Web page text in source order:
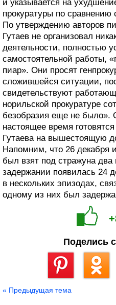
и указывается на
прокуратуры по
По утверждению авторов
Гутаев не организовал
деятельности, полностью
самостоятельной работы,
пиар». Они просят
сложившейся ситуации,
свидетельствуют
норильской прокуратуре
безобразия еще не было».
настоящее время
Гутаева на вышестоящую
Напомним, что 26 декабря
был взят под стражуна
задержании появилась 24
в нескольких эпизодах,
одному из них был
Поделись
« Предыдущая тема